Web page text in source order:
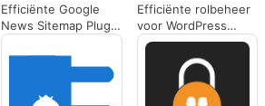
Efficiënte Google
News Sitemap Plugin
voor WordPress
Efficiënte rolbeheer
voor WordPress
Multisite